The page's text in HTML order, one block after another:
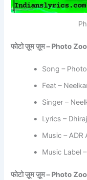
फोटोज़ूमज़ूम – Photo
Song –
Feat –
Singer –
Lyrics –
Music – ADR
Music Label
फोटोज़ूमज़ूम – Photo